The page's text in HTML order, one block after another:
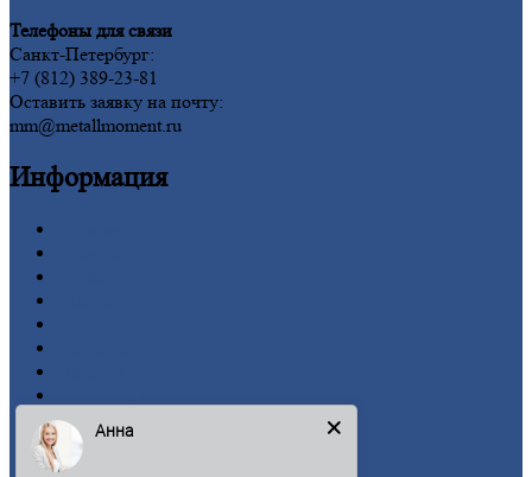
Телефоны для связи
Санкт-Петербург:
+7 (812) 389-23-81
Оставить заявку на почту:
mm@metallmoment.ru
Информация
Оформление
Оплата
Анна